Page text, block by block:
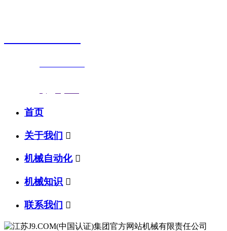
首页
关于我们 
机械自动化 
机械知识 
联系我们 